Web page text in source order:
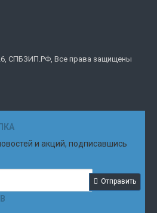
СПБЗИП.РФ, Все права защищены
и акций, подписавшись
Отправить